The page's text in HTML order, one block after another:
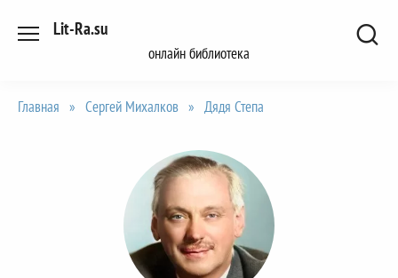
Lit-Ra.su
онлайн библиотека
Главная » Сергей Михалков » Дядя Степа